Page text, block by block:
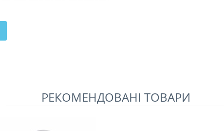
РЕКОМЕНДОВАНІ ТОВАРИ